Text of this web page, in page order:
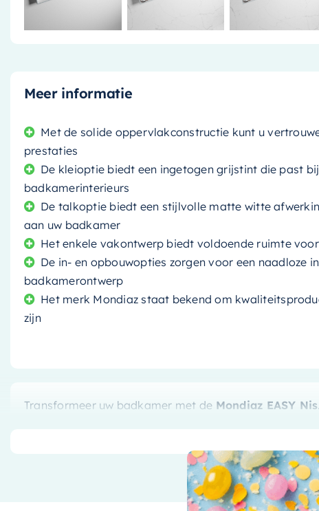
Meer informatie
Met de solide oppervlakconstructie kunt u
prestaties
De kleioptie biedt een ingetogen grijstint die past
badkamerinterieurs
De talkoptie biedt een stijlvolle matte witte
aan uw badkamer
Het enkele vakontwerp biedt voldoende ruimte
De in- en opbouwopties zorgen voor een naadloze
badkamerontwerp
Het merk Mondiaz staat bekend om
zijn
Transformeer uw badkamer met de Mondiaz EASY Nis
Ongeëvenaarde Duurzaamheid
solide oppervlakconstructievan de Mondiaz